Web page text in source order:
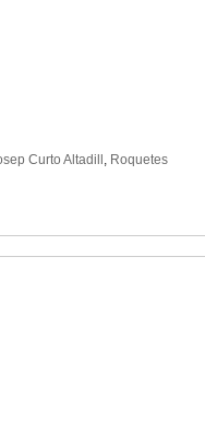
Curto Altadill , Roquetes